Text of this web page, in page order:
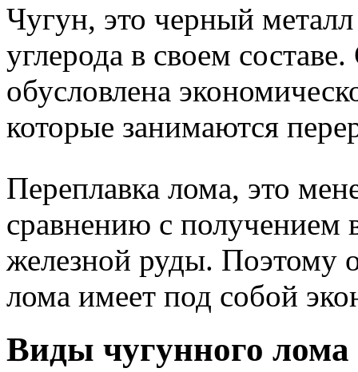
Чугун, это черный
углерода в своем
обусловлена
которые занимаются
Переплавка лома, это
сравнению с получением
железной руды. Поэтому
лома имеет под собой
Виды чугунного лома